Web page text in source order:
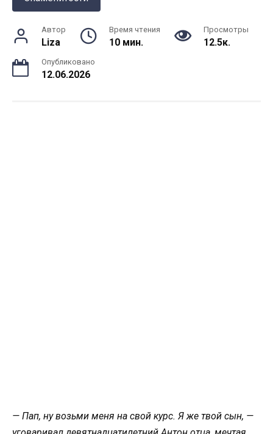
Автор
Liza
Время чтения
10 мин.
Просмотры
12.5к.
Опубликовано
12.06.2026
— Пап, ну возьми меня на свой курс. Я же твой сын, —